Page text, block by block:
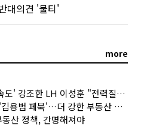
대의견 '불티'
more
주택공급 '속도' 강조한 LH 이성훈 "전력질주해야"
한 발 빠른 '김용범 페북'…더 강한 부동산 규제 나오나
산 정책, 간명해져야